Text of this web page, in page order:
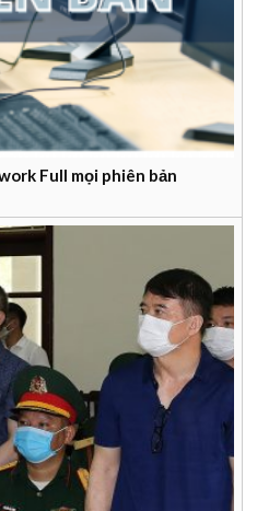
Full mọi phiên bản